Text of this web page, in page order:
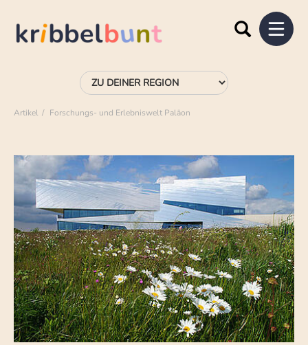
Artikel Forschungs- und Erlebniswelt Paläon